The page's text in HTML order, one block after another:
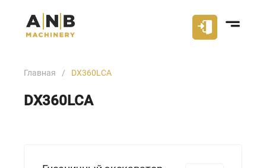
Главная DX360LCA
DX360LCA